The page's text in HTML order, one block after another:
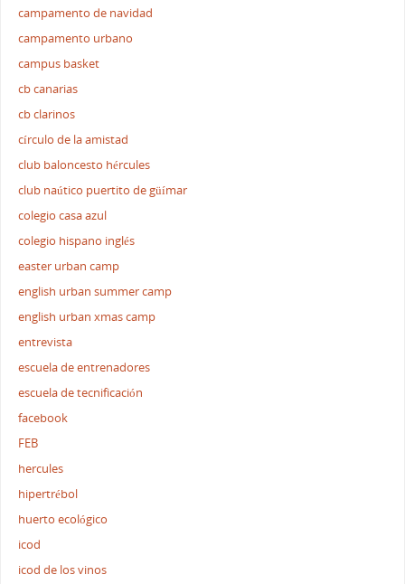
campamento de navidad
campamento urbano
campus basket
cb canarias
cb clarinos
círculo de la amistad
club baloncesto hércules
club naútico puertito de güímar
colegio casa azul
colegio hispano inglés
easter urban camp
english urban summer camp
english urban xmas camp
entrevista
escuela de entrenadores
escuela de tecnificación
facebook
FEB
hercules
hipertrébol
huerto ecológico
icod
icod de los vinos